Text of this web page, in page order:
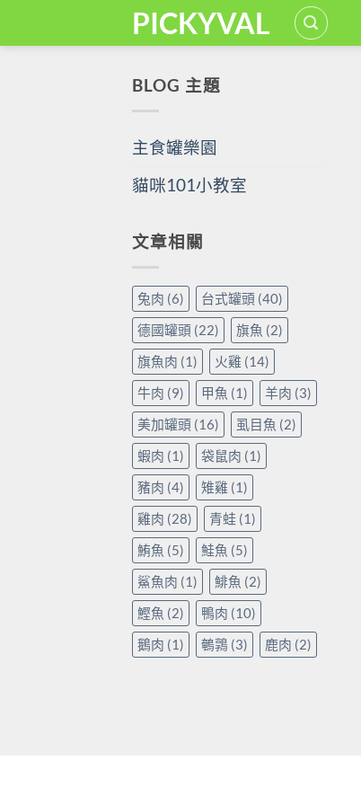
PICKYVAL
BLOG 主題
主食罐樂園
貓咪101小教室
文章相關
兔肉 (6) 台式罐頭 (40)
德國罐頭 (22) 旗魚 (2)
旗魚肉 (1) 火雞 (14)
牛肉 (9) 甲魚 (1) 羊肉 (3)
美加罐頭 (16) 虱目魚 (2)
蝦肉 (1) 袋鼠肉 (1)
豬肉 (4) 雉雞 (1)
雞肉 (28) 青蛙 (1)
鮪魚 (5) 鮭魚 (5)
鯊魚肉 (1) 鯡魚 (2)
鰹魚 (2) 鴨肉 (10)
鵝肉 (1) 鵪鶉 (3) 鹿肉 (2)